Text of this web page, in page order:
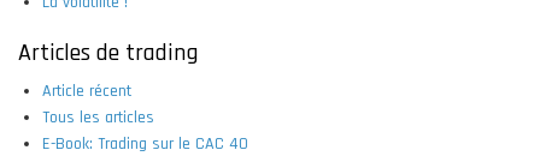
Articles de trading
Article récent
Tous les articles
E-Book: Trading sur le CAC 40